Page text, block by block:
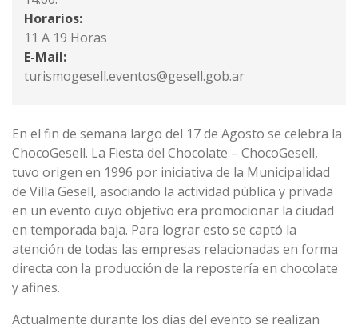
Horarios:
11 A 19 Horas
E-Mail:
turismogesell.eventos@gesell.gob.ar
En el fin de semana largo del 17 de Agosto se celebra la
ChocoGesell. La Fiesta del Chocolate – ChocoGesell,
tuvo origen en 1996 por iniciativa de la Municipalidad
de Villa Gesell, asociando la actividad pública y privada
en un evento cuyo objetivo era promocionar la ciudad
en temporada baja. Para lograr esto se captó la
atención de todas las empresas relacionadas en forma
directa con la producción de la repostería en chocolate
y afines.
Actualmente durante los días del evento se realizan